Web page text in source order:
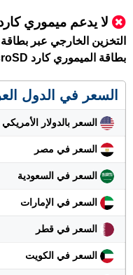
لا يدعم ميموري
التخزين الخارجي عبر
بطاقة الميموري كارد MicroSD
السعر في الدول
السعر بالدولار الأمريكي
السعر في مصر
السعر في السعودية
السعر في الإمارات
السعر في قطر
السعر في الكويت